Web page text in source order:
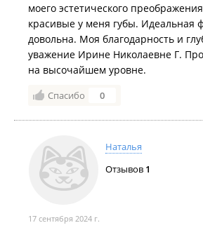
моего эстетического
красивые у меня губы. Идеальная
довольна. Моя благодарность и
уважение Ирине Николаевне Г.
на высочайшем уровне.
Спасибо 0
Наталья
Отзывов 1
17 сентября 2024 г.